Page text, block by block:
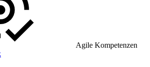
Agile Kompetenzen